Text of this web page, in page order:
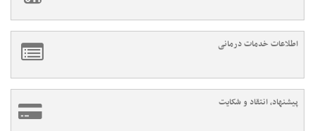
اطلاعات خدمات درمانی
پیشنهاد، انتقاد و شکایت